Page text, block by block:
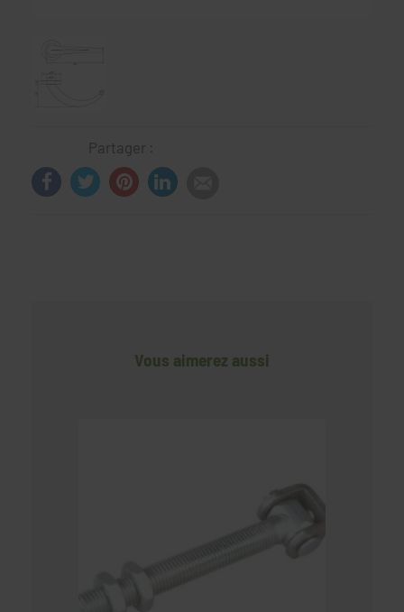
Partager :
Vous aimerez aussi